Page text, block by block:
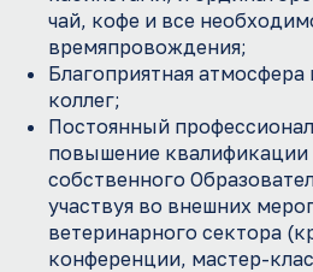
чай, кофе и все
времяпровождения;
Благоприятная
коллег;
Постоянный
повышение квалификации
собственного
участвуя во внешних
ветеринарного сектора
конференции, мастер-
Отправьте
Присоединяйся к нашей команде
ФИО
Желаемая должность